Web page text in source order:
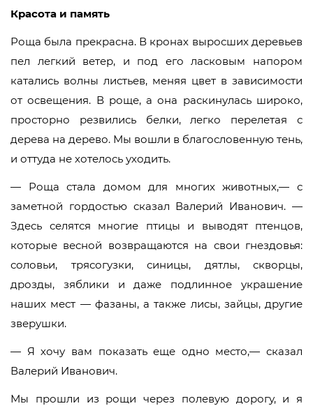
Красота и память
Роща была прекрасна. В кронах выросших деревьев
пел легкий ветер, и под его ласковым напором
катались волны листьев, меняя цвет в зависимости
от освещения. В роще, а она раскинулась широко,
просторно резвились белки, легко перелетая с
дерева на дерево. Мы вошли в благословенную тень,
и оттуда не хотелось уходить.
— Роща стала домом для многих животных,— с
заметной гордостью сказал Валерий Иванович. —
Здесь селятся многие птицы и выводят птенцов,
которые весной возвращаются на свои гнездовья:
соловьи, трясогузки, синицы, дятлы, скворцы,
дрозды, зяблики и даже подлинное украшение
наших мест — фазаны, а также лисы, зайцы, другие
зверушки.
— Я хочу вам показать еще одно место,— сказал
Валерий Иванович.
Мы прошли из рощи через полевую дорогу, и я